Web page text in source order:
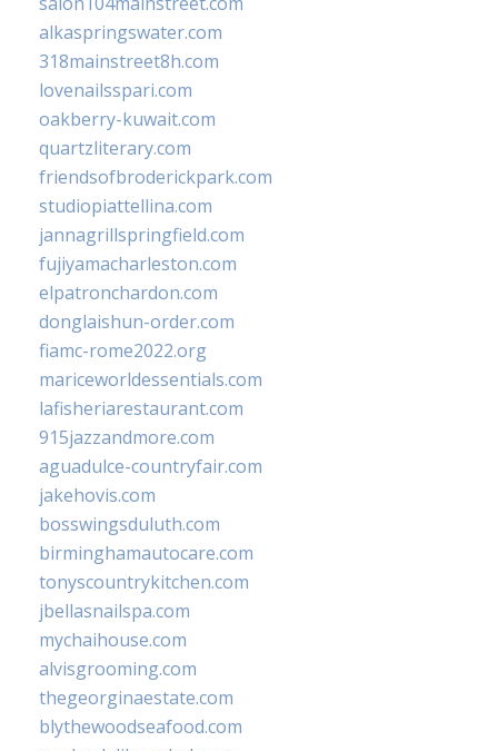
alkaspringswater.com
318mainstreet8h.com
lovenailsspari.com
oakberry-kuwait.com
quartzliterary.com
friendsofbroderickpark.com
studiopiattellina.com
jannagrillspringfield.com
fujiyamacharleston.com
elpatronchardon.com
donglaishun-order.com
fiamc-rome2022.org
mariceworldessentials.com
lafisheriarestaurant.com
915jazzandmore.com
aguadulce-countryfair.com
jakehovis.com
bosswingsduluth.com
birminghamautocare.com
tonyscountrykitchen.com
jbellasnailspa.com
mychaihouse.com
alvisgrooming.com
thegeorginaestate.com
blythewoodseafood.com